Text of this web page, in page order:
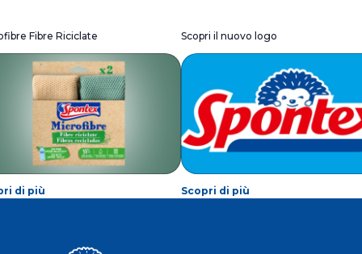
Fibre Riciclate
di più
Scopri il nuovo logo
Scopri di più